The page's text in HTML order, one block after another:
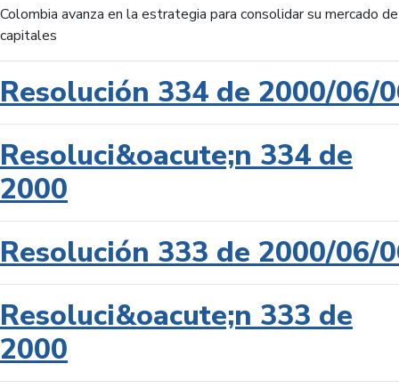
Colombia avanza en la estrategia para consolidar su mercado de
capitales
Resolución 334 de 2000/06/
Resoluci&oacute;n 334 de
2000
Resolución 333 de 2000/06/
Resoluci&oacute;n 333 de
2000